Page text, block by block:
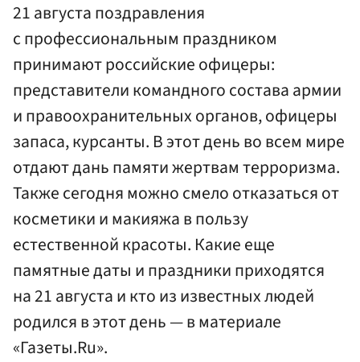
21 августа поздравления
с профессиональным праздником
принимают российские офицеры:
представители командного состава армии
и правоохранительных органов, офицеры
запаса, курсанты. В этот день во всем мире
отдают дань памяти жертвам терроризма.
Также сегодня можно смело отказаться от
косметики и макияжа в пользу
естественной красоты. Какие еще
памятные даты и праздники приходятся
на 21 августа и кто из известных людей
родился в этот день — в материале
«Газеты.Ru».